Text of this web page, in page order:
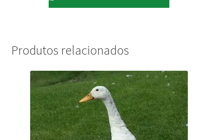
Produtos relacionados